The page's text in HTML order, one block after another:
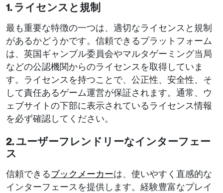
1. ライセンスと規制
最も重要な特徴の一つは、適切なライセンスと規制
があるかどうかです。信頼できるプラットフォーム
は、英国ギャンブル委員会やマルタゲーミング当局
などの公認機関からのライセンスを取得していま
す。ライセンスを持つことで、公正性、安全性、そ
して責任あるゲーム運営が保証されます。通常、ウ
ェブサイトの下部に表示されているライセンス情報
を必ず確認してください。
2. ユーザーフレンドリーなインターフェー
ス
信頼できるブックメーカーは、使いやすく直感的な
インターフェースを提供します。経験豊富なプレイ